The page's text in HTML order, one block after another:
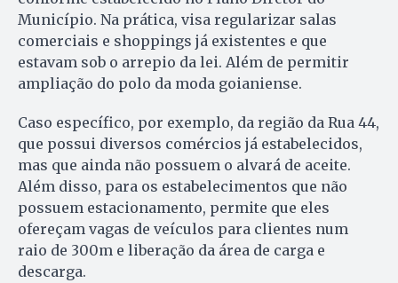
Município. Na prática, visa regularizar salas
comerciais e shoppings já existentes e que
estavam sob o arrepio da lei. Além de permitir
ampliação do polo da moda goianiense.
Caso específico, por exemplo, da região da Rua 44,
que possui diversos comércios já estabelecidos,
mas que ainda não possuem o alvará de aceite.
Além disso, para os estabelecimentos que não
possuem estacionamento, permite que eles
ofereçam vagas de veículos para clientes num
raio de 300m e liberação da área de carga e
descarga.